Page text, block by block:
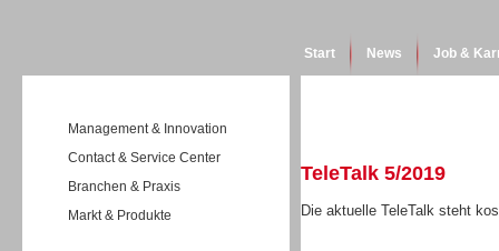
Start News Job &
Management & Innovation
Contact & Service Center
Branchen & Praxis
Markt & Produkte
TeleTalk 5/2019
Die aktuelle TeleTalk steht